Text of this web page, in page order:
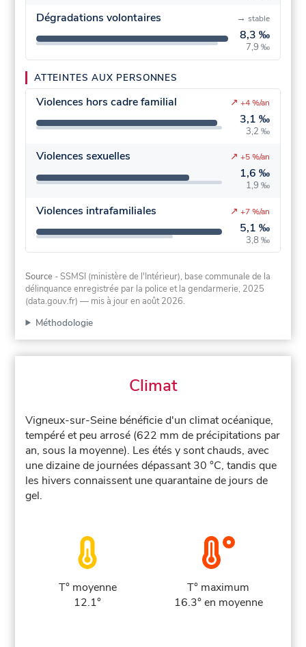
Dégradations volontaires
8,3 ‰
7,9 ‰
→ stable
ATTEINTES AUX PERSONNES
Violences hors cadre familial
3,1 ‰
3,2 ‰
↗ +4 %/an
Violences sexuelles
1,6 ‰
1,9 ‰
↗ +5 %/an
Violences intrafamiliales
5,1 ‰
3,8 ‰
↗ +7 %/an
Source - SSMSI (ministère de l'Intérieur), base communale de la
délinquance enregistrée par la police et la gendarmerie, 2025
(data.gouv.fr) — mis à jour en août 2026.
Méthodologie
Climat
Vigneux-sur-Seine bénéficie d'un climat océanique,
tempéré et peu arrosé (622 mm de précipitations par
an, sous la moyenne). Les étés y sont chauds, avec
une dizaine de journées dépassant 30 °C, tandis que
les hivers connaissent une quarantaine de jours de
gel.
T° moyenne
12.1°
T° maximum
16.3° en moyenne